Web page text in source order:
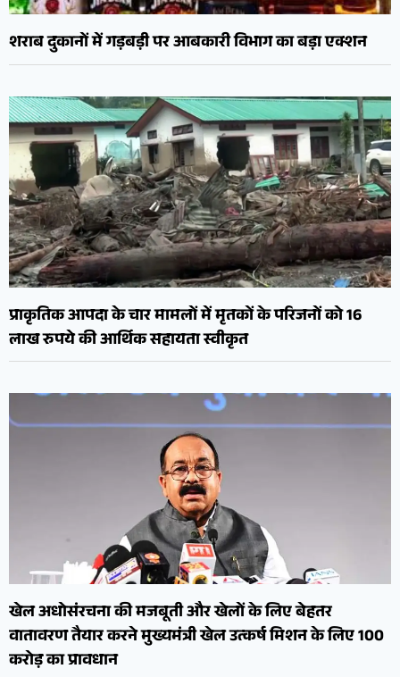
शराब दुकानों में गड़बड़ी पर आबकारी विभाग का बड़ा एक्शन
प्राकृतिक आपदा के चार मामलों में मृतकों के परिजनों को 16
लाख रुपये की आर्थिक सहायता स्वीकृत
खेल अधोसंरचना की मजबूती और खेलों के लिए बेहतर
वातावरण तैयार करने मुख्यमंत्री खेल उत्कर्ष मिशन के लिए 100
करोड़ का प्रावधान